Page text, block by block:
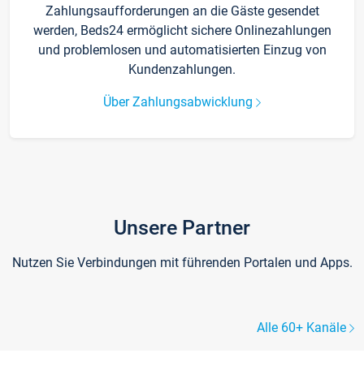
Zahlungsaufforderungen an die Gäste gesendet
werden, Beds24 ermöglicht sichere Onlinezahlungen
und problemlosen und automatisierten Einzug von
Kundenzahlungen.
Über Zahlungsabwicklung
Unsere Partner
Nutzen Sie Verbindungen mit führenden Portalen und Apps.
Alle 60+ Kanäle